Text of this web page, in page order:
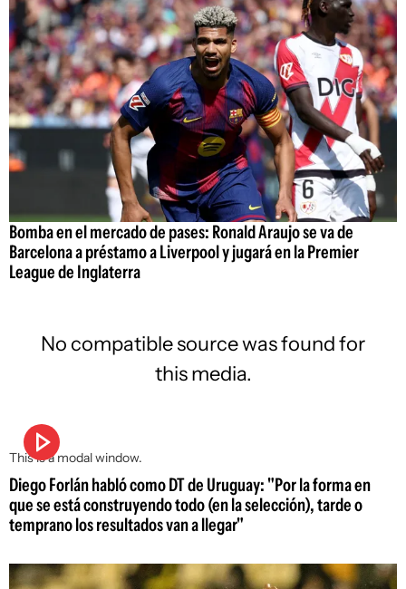
Bomba en el mercado de pases: Ronald Araujo se va de
Barcelona a préstamo a Liverpool y jugará en la Premier
League de Inglaterra
This is a modal window.
No compatible source was found for
this media.
Diego Forlán habló como DT de Uruguay: "Por la forma en
que se está construyendo todo (en la selección), tarde o
temprano los resultados van a llegar"